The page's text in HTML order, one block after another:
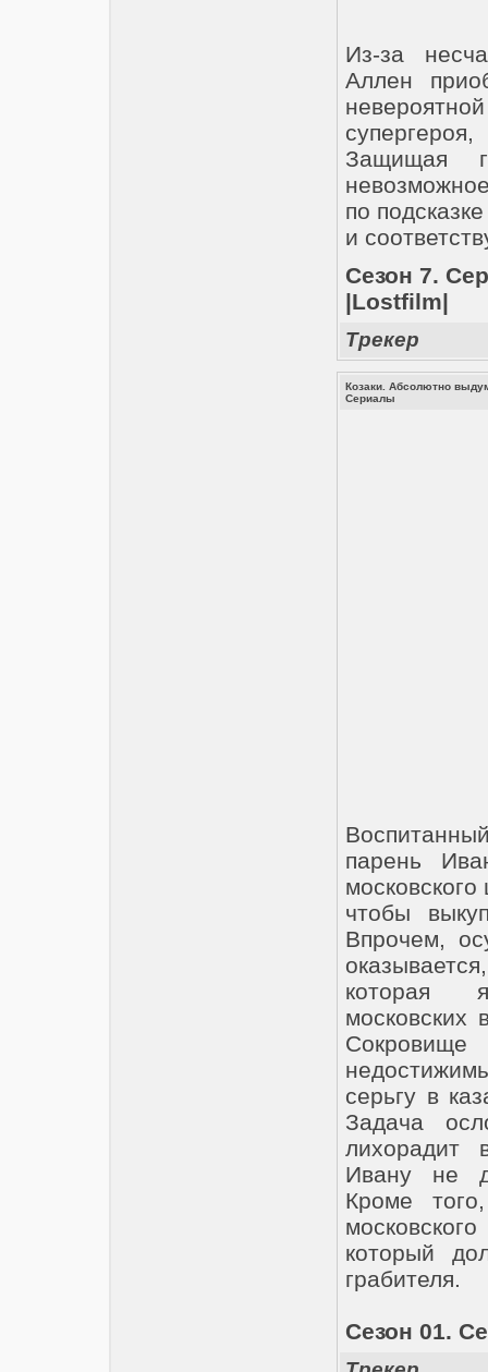
Из-за
Аллен
Защищая
по
и
Сезон 7.
|Lostfilm|
Трекер
Козаки. Абсолютно
Сериалы
парень
чтобы
Впрочем,
которая
московских
Сокровище
серьгу в
Задача
лихорадит
Ивану не
Кроме
который
грабителя.
Сезон 01.